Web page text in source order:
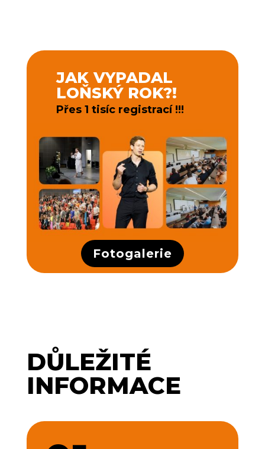
JAK VYPADAL
LOŇSKÝ ROK?!
Přes1 tisíc registrací !!!
Fotogalerie
DŮLEŽITÉ
INFORMACE